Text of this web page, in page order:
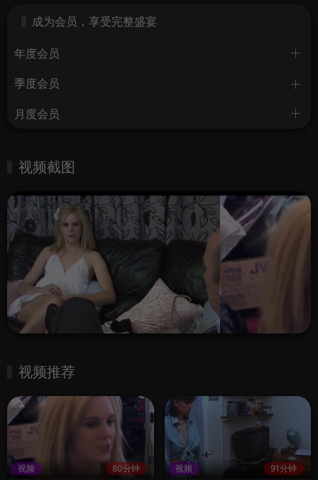
成为会员，享受完整盛宴
年度会员
季度会员
月度会员
视频截图
视频推荐
视频 80分钟 视频 91分钟